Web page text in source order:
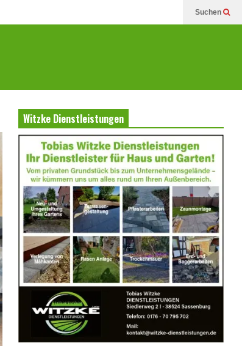
Suchen
Witzke Dienstleistungen